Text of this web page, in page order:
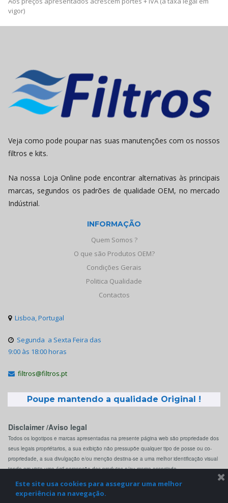
vigor)
Veja como pode poupar nas suas manutenções com os nossos
filtros e kits.
Na nossa Loja Online pode encontrar alternativas às principais
marcas, segundos os padrões de qualidade OEM, no mercado
Indústrial.
INFORMAÇÃO
Quem Somos ?
O que são Produtos OEM?
Condições Gerais
Politica Qualidade
Contactos
 Lisboa, Portugal
 Segunda a Sexta Feira das
9:00 às 18:00 horas
 filtros@filtros.pt
Poupe mantendo a qualidade Original !
Disclaimer /Aviso legal
Todos os logotipos e marcas apresentadas na presente página web são propriedade dos
seus legais propriétarios, a sua exibição não pressupõe qualquer tipo de posse ou co-
propriedade, a sua divulgação e/ou menção destina-se a uma melhor identificação visual
tendo em vista uma ágil percepção dos produtos e/ou marca associada.
Este site usa cookies para assegurar uma melhor
experiência na navegação.